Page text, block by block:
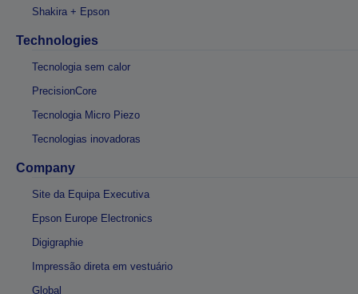
Shakira + Epson
Technologies
Tecnologia sem calor
PrecisionCore
Tecnologia Micro Piezo
Tecnologias inovadoras
Company
Site da Equipa Executiva
Epson Europe Electronics
Digigraphie
Impressão direta em vestuário
Global